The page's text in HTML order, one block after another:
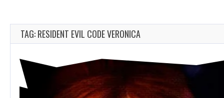
TAG: RESIDENT EVIL CODE VERONICA